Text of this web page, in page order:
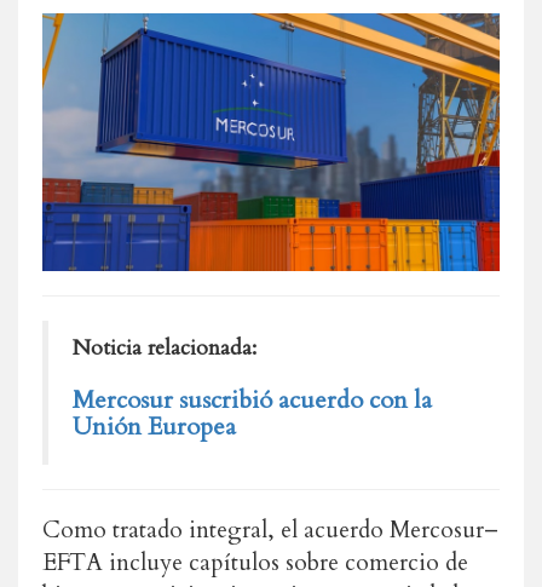
Noticia relacionada:
Mercosur suscribió acuerdo con la
Unión Europea
Como tratado integral, el acuerdo Mercosur–
EFTA incluye capítulos sobre comercio de